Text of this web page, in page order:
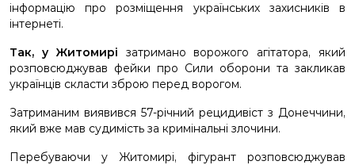
інформацію про розміщення українських захисників в
інтернеті.
Так, у Житомирі затримано ворожого агітатора, який
розповсюджував фейки про Сили оборони та закликав
українців скласти зброю перед ворогом.
Затриманим виявився 57-річний рецидивіст з Донеччини,
який вже мав судимість за кримінальні злочини.
Перебуваючи у Житомирі, фігурант розповсюджував